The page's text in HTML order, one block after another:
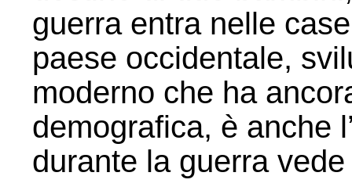
guerra entra nelle
paese occidentale,
moderno che ha
demografica, è anche
durante la guerra